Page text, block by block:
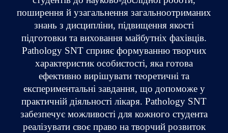
поширення й узагальнення загальноотриманих
знань з дисципліни, підвищення якості
підготовки та виховання майбутніх фахівців.
Pathology SNT сприяє формуванню творчих
характеристик особистості, яка готова
ефективно вирішувати теоретичні та
експериментальні завдання, що допоможе у
практичній діяльності лікаря. Pathology SNT
забезпечує можливості для кожного студента
реалізувати своє право на творчий розвиток